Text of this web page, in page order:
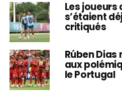
Les joueurs
s’étaient
critiqués
Rúben
aux
le Portugal